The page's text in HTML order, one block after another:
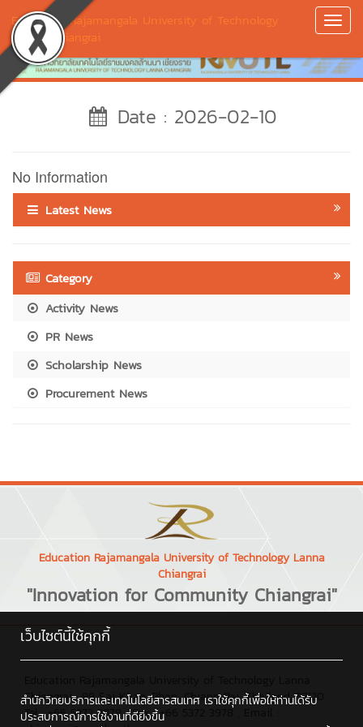
Education Rajamangala University of Technology
Lanna Chiangrai
Date : 2026-02-10
No Information
Latest News
Category
Activity News
PR News
Scholarship News
Procurement News
Education Rajamangala University of Technology Lanna
Chiangrai
"Innovation for Community Chiangrai"
Chiangrai : 99 Sai Khao, Phan, Chiang Rai, Thailand, 57120
Tel : +66 5372 3979 , Fax : +66 5372 3978 , Email :
เว็บไซต์นี้ใช้คุกกี้
สำนักวิทยบริการและเทคโนโลยีสารสนเทศ เราใช้คุกกี้เพื่อให้ท่านได้รับ
ประสบการณ์การใช้งานที่ดียิ่งขึ้น